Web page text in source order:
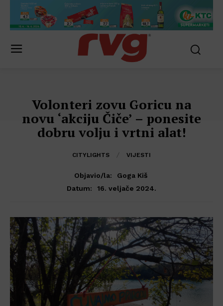
Volonteri zovu Goricu na
novu ‘akciju Čiče’ – ponesite
dobru volju i vrtni alat!
CITYLIGHTS VIJESTI
Objavio/la:
Goga Kiš
Datum:
16. veljače 2024.